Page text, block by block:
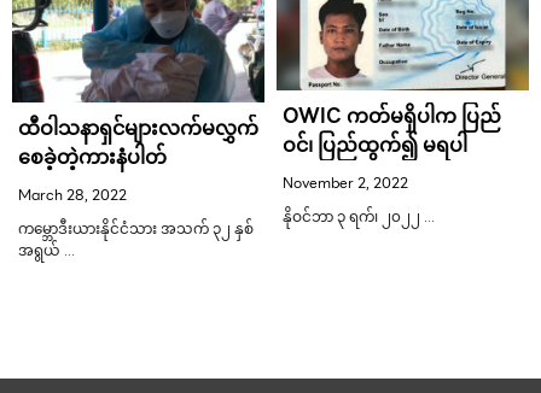
ထီဝါသနာရှင်များလက်မလွှက်
စေခဲ့တဲ့ကားနံပါတ်
March 28, 2022
ကမ္ဘောဒီးယားနိုင်ငံသား အသက် ၃၂ နှစ်
အရွယ် …
OWIC ကတ်မရှိပါက ပြည်
ဝင်၊ ပြည်ထွက်၍ မရပါ
November 2, 2022
နိုဝင်ဘာ ၃ ရက်၊ ၂၀၂၂ …